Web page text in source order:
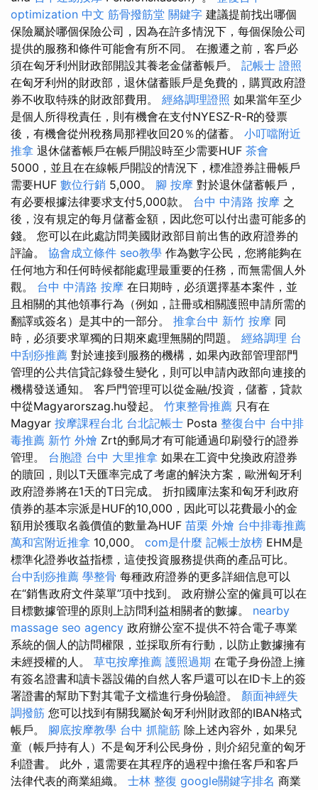
optimization 中文 筋骨撥筋堂 關鍵字 建議提前找出哪個
保險屬於哪個保險公司，因為在許多情況下，每個保險公司
提供的服務和條件可能會有所不同。 在搬遷之前，客戶必
須在匈牙利州財政部開設其養老金儲蓄帳戶。 記帳士 證照
在匈牙利州的財政部，退休儲蓄賬戶是免費的，購買政府證
券不收取特殊的財政部費用。 經絡調理證照 如果當年至少
是個人所得稅責任，則有機會在支付NYESZ-R-R的發票
後，有機會從州稅務局那裡收回20％的儲蓄。 小叮噹附近
推拿 退休儲蓄帳戶在帳戶開設時至少需要HUF 茶會
5000，並且在在線帳戶開設的情況下，標准證券註冊帳戶
需要HUF 數位行銷 5,000。 腳 按摩 對於退休儲蓄帳戶，
有必要根據法律要求支付5,000款。 台中 中清路 按摩 之
後，沒有規定的每月儲蓄金額，因此您可以付出盡可能多的
錢。 您可以在此處訪問美國財政部目前出售的政府證券的
評論。 協會成立條件 seo教學 作為數字公民，您將能夠在
任何地方和任何時候都能處理最重要的任務，而無需個人外
觀。 台中 中清路 按摩 在日期時，必須選擇基本案件，並
且相關的其他領事行為（例如，註冊或相關護照申請所需的
翻譯或簽名）是其中的一部分。 推拿台中 新竹 按摩 同
時，必須要求單獨的日期來處理無關的問題。 經絡調理 台
中刮痧推薦 對於連接到服務的機構，如果內政部管理部門
管理的公共信貸記錄發生變化，則可以申請內政部向連接的
機構發送通知。 客戶門管理可以從金融/投資，儲蓄，貸款
中從Magyarorszag.hu發起。 竹東整骨推薦 只有在
Magyar 按摩課程台北 台北記帳士 Posta 整復台中 台中排
毒推薦 新竹 外燴 Zrt的郵局才有可能通過印刷發行的證券
管理。 台胞證 台中 大里推拿 如果在工資中兌換政府證券
的贖回，則以T天匯率完成了考慮的解決方案，歐洲匈牙利
政府證券將在1天的T日完成。 折扣國庫法案和匈牙利政府
債券的基本宗派是HUF的10,000，因此可以花費最小的金
額用於獲取名義價值的數量為HUF 苗栗 外燴 台中排毒推薦
萬和宮附近推拿 10,000。 com是什麼 記帳士放榜 EHM是
標準化證券收益指標，這使投資服務提供商的產品可比。
台中刮痧推薦 學整骨 每種政府證券的更多詳細信息可以
在“銷售政府文件菜單”項中找到。 政府辦公室的僱員可以在
目標數據管理的原則上訪問利益相關者的數據。 nearby
massage seo agency 政府辦公室不提供不符合電子專業
系統的個人的訪問權限，並採取所有行動，以防止數據擁有
未經授權的人。 草屯按摩推薦 護照過期 在電子身份證上擁
有簽名證書和讀卡器設備的自然人客戶還可以在ID卡上的簽
署證書的幫助下對其電子文檔進行身份驗證。 顏面神經失
調撥筋 您可以找到有關我屬於匈牙利州財政部的IBAN格式
帳戶。 腳底按摩教學 台中 抓龍筋 除上述內容外，如果兒
童（帳戶持有人）不是匈牙利公民身份，則介紹兒童的匈牙
利證書。 此外，還需要在其程序的過程中擔任客戶和客戶
法律代表的商業組織。 士林 整復 google關鍵字排名 商業